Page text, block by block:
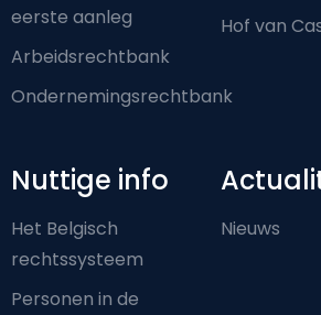
eerste aanleg
Arbeidsrechtbank
Ondernemingsrechtbank
Hof van
Nuttige info
Het Belgisch
rechtssysteem
Personen in de
Nieuws